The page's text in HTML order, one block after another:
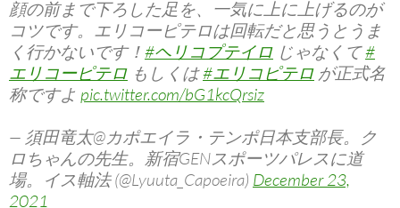
顔の前まで下ろした足を、一気に上に上げるのが
コツです。エリコーピテロは回転だと思うとうま
く行かないです！ #ヘリコプテイロ じゃなくて#
エリコーピテロ もしくは#エリコピテロ が正式名
称ですよ pic.twitter.com/bG1kcQrsiz
— 須田竜太@カポエイラ・テンポ日本支部長。ク
ロちゃんの先生。新宿GENスポーツパレスに道
場。イス軸法 (@Lyuuta_Capoeira) December 23,
2021